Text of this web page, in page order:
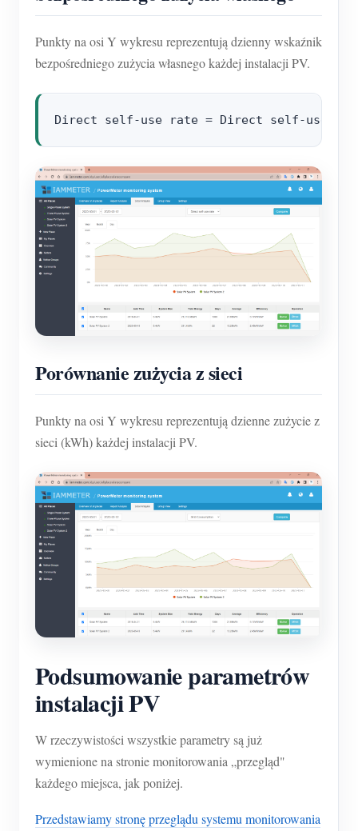
Punkty na osi Y wykresu reprezentują dzienny wskaźnik
bezpośredniego zużycia własnego każdej instalacji PV.
Porównanie zużycia z sieci
Punkty na osi Y wykresu reprezentują dzienne zużycie z
sieci (kWh) każdej instalacji PV.
Podsumowanie parametrów
instalacji PV
W rzeczywistości wszystkie parametry są już
wymienione na stronie monitorowania „przegląd"
każdego miejsca, jak poniżej.
Przedstawiamy stronę przeglądu systemu monitorowania